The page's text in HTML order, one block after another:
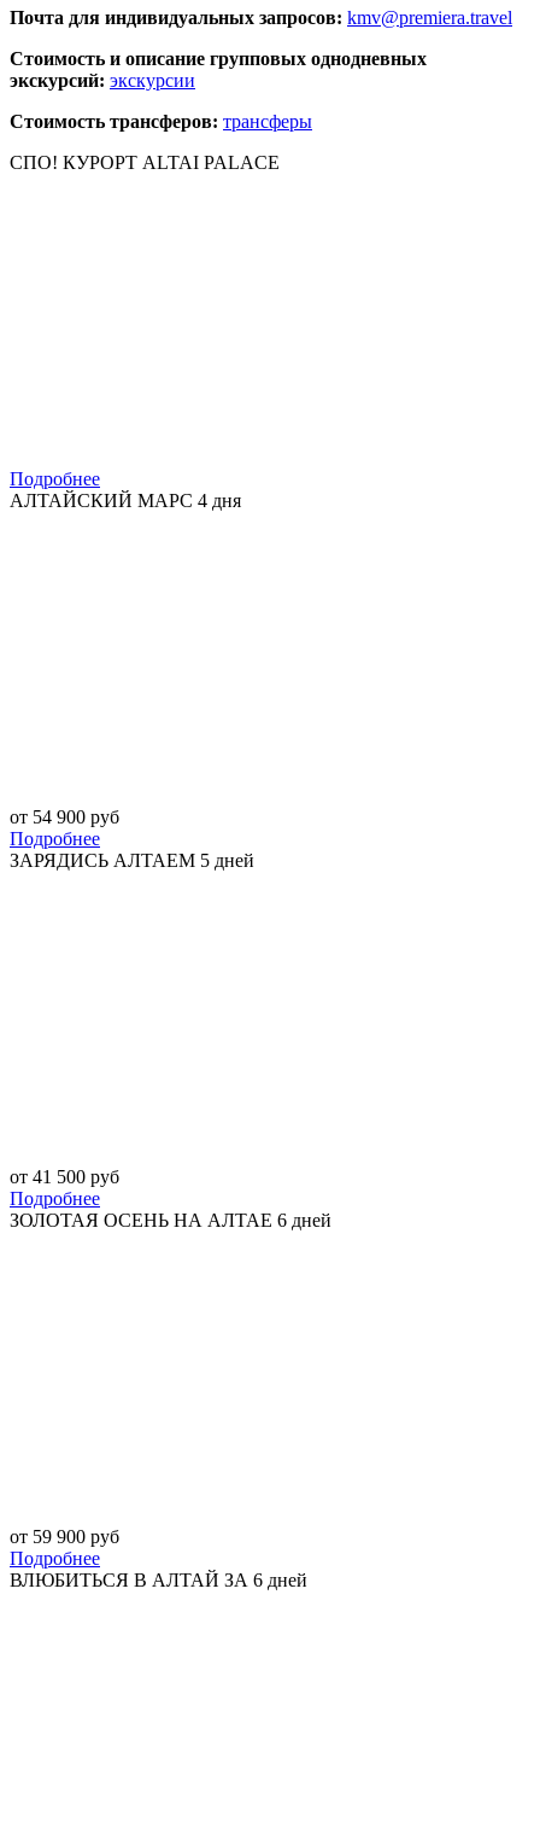
Почта для индивидуальных запросов: kmv@premiera.travel
Стоимость и описание групповых однодневных
экскурсий: экскурсии
Стоимость трансферов: трансферы
СПО! КУРОРТ ALTAI PALACE
Подробнее
АЛТАЙСКИЙ МАРС 4 дня
от 54 900 руб
Подробнее
ЗАРЯДИСЬ АЛТАЕМ 5 дней
от 41 500 руб
Подробнее
ЗОЛОТАЯ ОСЕНЬ НА АЛТАЕ 6 дней
от 59 900 руб
Подробнее
ВЛЮБИТЬСЯ В АЛТАЙ ЗА 6 дней